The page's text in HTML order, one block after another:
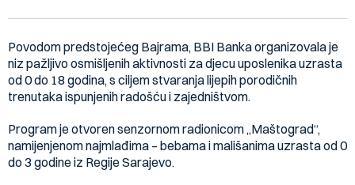
Povodom predstojećeg Bajrama, BBI Banka organizovala je
niz pažljivo osmišljenih aktivnosti za djecu uposlenika uzrasta
od 0 do 18 godina, s ciljem stvaranja lijepih porodičnih
trenutaka ispunjenih radošću i zajedništvom.
Program je otvoren senzornom radionicom „Maštograd“,
namijenjenom najmlađima – bebama i mališanima uzrasta od 0
do 3 godine iz Regije Sarajevo.